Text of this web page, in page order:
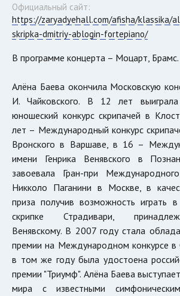
Официальный сайт:
https://zaryadyehall.com/afisha/klassika/
skripka-dmitriy-ablogin-fortepiano/
В программе концерта – Моцарт, Брамс.
Алёна Баева окончила Московскую
И. Чайковского. В 12 лет
юношеский конкурс скрипачей в
лет – Международный конкурс
Вронского в Варшаве, в 16 –
имени Генрика Венявского в
завоевала Гран-при
Никколо Паганини в Москве, в
приза получив возможность играть
скрипке Страдивари,
Венявскому. В 2007 году стала
премии на Международном конкурсе в
в том же году была удостоена
премии "Триумф". Алёна Баева
мира с известными